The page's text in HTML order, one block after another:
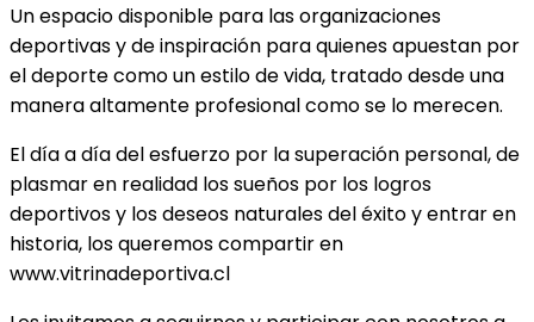
Un espacio disponible para las organizaciones
deportivas y de inspiración para quienes apuestan por
el deporte como un estilo de vida, tratado desde una
manera altamente profesional como se lo merecen.
El día a día del esfuerzo por la superación personal, de
plasmar en realidad los sueños por los logros
deportivos y los deseos naturales del éxito y entrar en
historia, los queremos compartir en
www.vitrinadeportiva.cl